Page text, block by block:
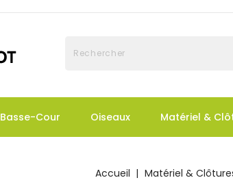
Basse-Cour Oiseaux Matériel &
Accueil Matériel &